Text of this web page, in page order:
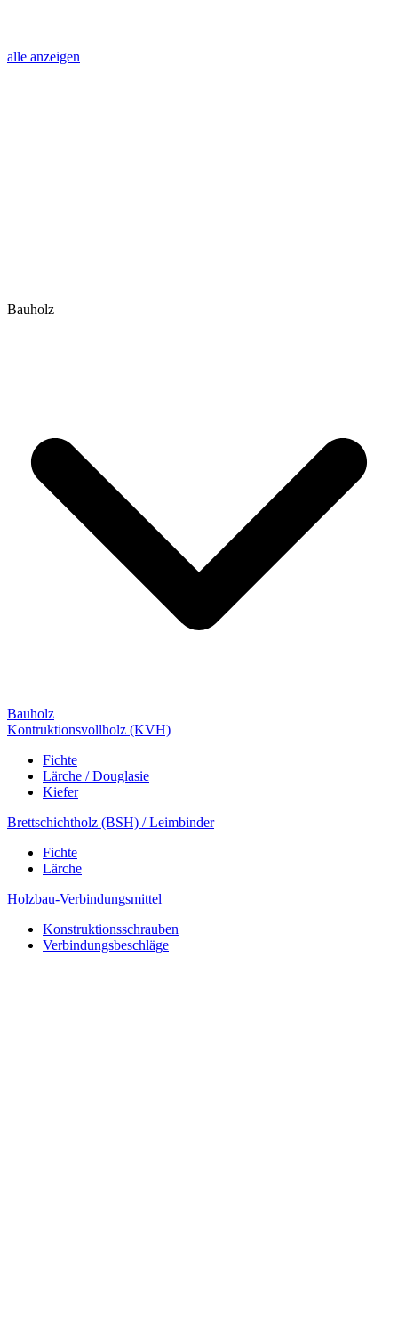
alle anzeigen
Bauholz
Bauholz
Kontruktionsvollholz (KVH)
Fichte
Lärche / Douglasie
Kiefer
Brettschichtholz (BSH) / Leimbinder
Fichte
Lärche
Holzbau-Verbindungsmittel
Konstruktionsschrauben
Verbindungsbeschläge